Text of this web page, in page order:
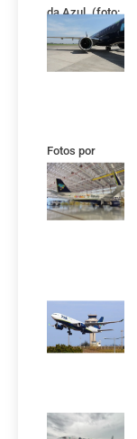
da Azul. (foto:
Tudo Viagem)
Fotos por
Divulgação